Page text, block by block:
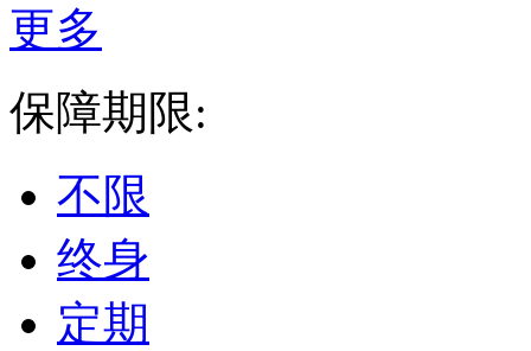
更多
保障期限:
不限
终身
定期